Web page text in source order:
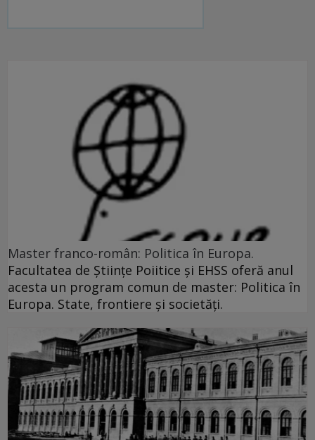
Master franco-român: Politica în Europa.
Facultatea de Ştiinţe Poiitice şi EHSS oferă anul
acesta un program comun de master: Politica în
Europa. State, frontiere şi societăţi.